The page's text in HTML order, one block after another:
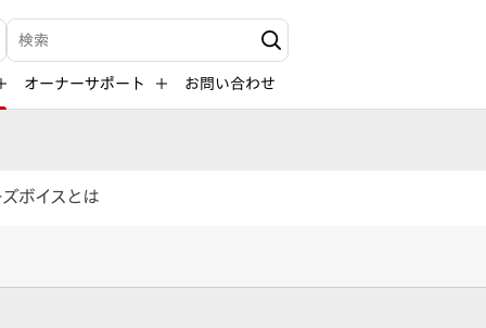
検索キーワード入力
オーナーサポート お問い合わせ
ボイスとは